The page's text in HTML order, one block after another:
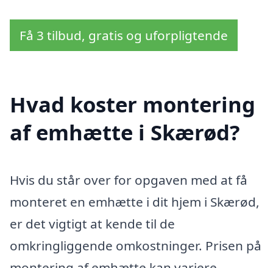
Få 3 tilbud, gratis og uforpligtende
Hvad koster montering
af emhætte i Skærød?
Hvis du står over for opgaven med at få
monteret en emhætte i dit hjem i Skærød,
er det vigtigt at kende til de
omkringliggende omkostninger. Prisen på